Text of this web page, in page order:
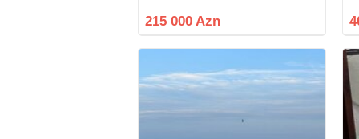
mənzil Təcili satılır.Qaz su işıq
215 000 Azn